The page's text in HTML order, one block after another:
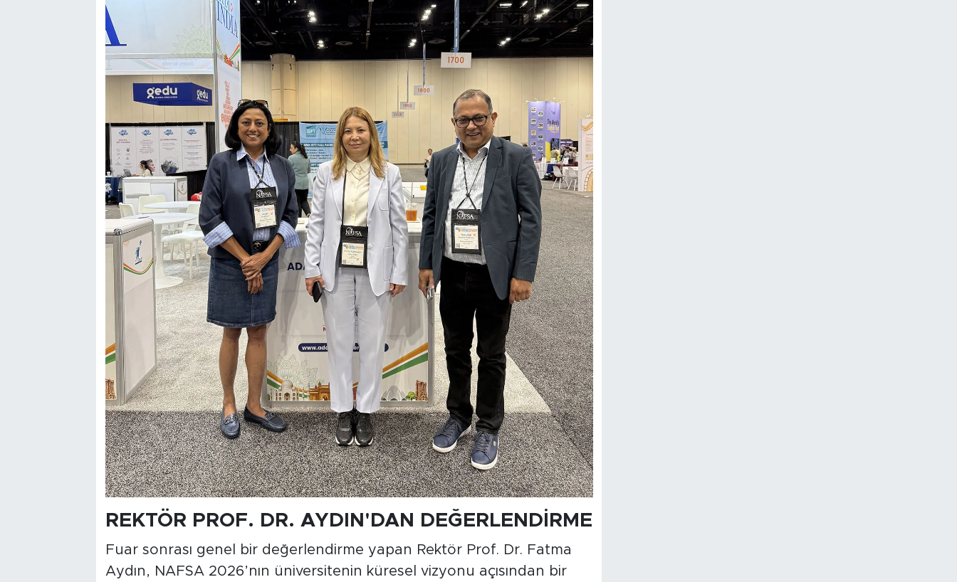
REKTÖR PROF. DR. AYDIN'DAN DEĞERLENDİRME
Fuar sonrası genel bir değerlendirme yapan Rektör Prof. Dr. Fatma
Aydın, NAFSA 2026’nın üniversitenin küresel vizyonu açısından bir